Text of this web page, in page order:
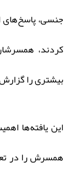
جنسی، پاسخ‌های
کردند،
بیشتری را
این یافته‌ها
همسرش را در